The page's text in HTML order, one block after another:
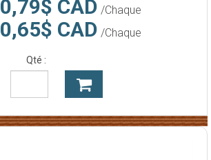
0,79$ CAD /Chaque
0,65$ CAD /Chaque
Qté :